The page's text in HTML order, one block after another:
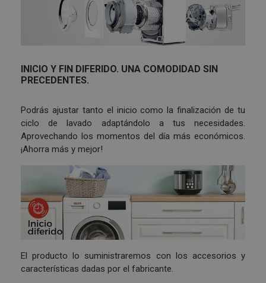
INICIO Y FIN DIFERIDO. UNA COMODIDAD SIN
PRECEDENTES.
Podrás ajustar tanto el inicio como la finalización de tu
ciclo de lavado adaptándolo a tus necesidades.
Aprovechando los momentos del día más económicos.
¡Ahorra más y mejor!
El producto lo suministraremos con los accesorios y
características dadas por el fabricante.